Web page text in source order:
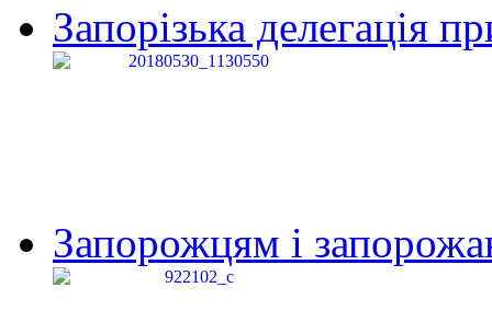
Запорізька делегація
Запорожцям і